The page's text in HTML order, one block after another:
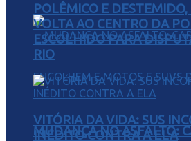
MUDANÇA NO ASFALTO:
POLÊMICO E
VOLTA AO CENTRO DA
ESCOLHIDO PARA
RIO
VITÓRIA DA VIDA: SUS
INÉDITO CONTRA A ELA